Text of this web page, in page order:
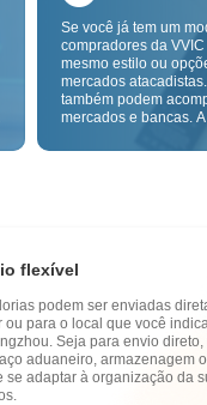
Se você já tem um
compradores da
mesmo estilo ou
mercados
também podem
mercados e bancas.
OEM por imagem ou
flexível
podem ser enviadas
ou para o local que você
Seja para envio
aduaneiro, armazenagem
se adaptar à organização da